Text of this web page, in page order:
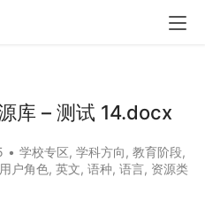
库 – 测试 14.docx
• 学校专区, 学科方向, 教育阶段,
用户角色, 英文, 语种, 语言, 资源类